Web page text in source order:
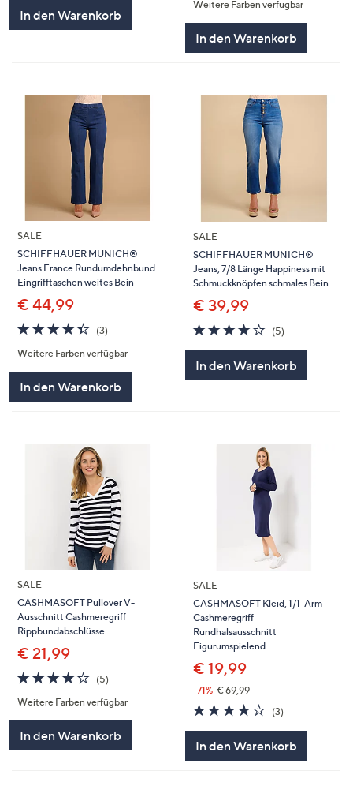
5
In den Warenkorb
5
Weitere Farben verfügbar
In den Warenkorb
SALE
SCHIFFHAUER MUNICH®
Jeans France Rundumdehnbund
Eingrifftaschen weites Bein
€ 44,99
4.3
von
5
(3)
Weitere Farben verfügbar
In den Warenkorb
SALE
SCHIFFHAUER MUNICH®
Jeans, 7/8 Länge Happiness mit
Schmuckknöpfen schmales Bein
€ 39,99
4.2
von
5
(5)
In den Warenkorb
SALE
CASHMASOFT Pullover V-
Ausschnitt Cashmeregriff
Rippbundabschlüsse
€ 21,99
4.2
von
5
(5)
Weitere Farben verfügbar
In den Warenkorb
SALE
CASHMASOFT Kleid, 1/1-Arm
Cashmeregriff
Rundhalsausschnitt
Figurumspielend
€ 19,99
-71% € 69,99
3.7
von
5
(3)
In den Warenkorb